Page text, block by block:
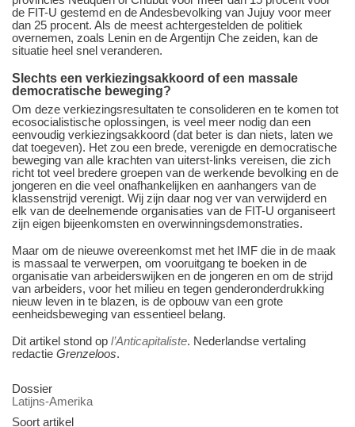
de FIT-U gestemd en de Andesbevolking van Jujuy voor meer
dan 25 procent. Als de meest achtergestelden de politiek
overnemen, zoals Lenin en de Argentijn Che zeiden, kan de
situatie heel snel veranderen.
​​​​​​​Slechts een verkiezingsakkoord of een massale
democratische beweging?
Om deze verkiezingsresultaten te consolideren en te komen tot
ecosocialistische oplossingen, is veel meer nodig dan een
eenvoudig verkiezingsakkoord (dat beter is dan niets, laten we
dat toegeven). Het zou een brede, verenigde en democratische
beweging van alle krachten van uiterst-links vereisen, die zich
richt tot veel bredere groepen van de werkende bevolking en de
jongeren en die veel onafhankelijken en aanhangers van de
klassenstrijd verenigt. Wij zijn daar nog ver van verwijderd en
elk van de deelnemende organisaties van de FIT-U organiseert
zijn eigen bijeenkomsten en overwinningsdemonstraties.
Maar om de nieuwe overeenkomst met het IMF die in de maak
is massaal te verwerpen, om vooruitgang te boeken in de
organisatie van arbeiderswijken en de jongeren en om de strijd
van arbeiders, voor het milieu en tegen genderonderdrukking
nieuw leven in te blazen, is de opbouw van een grote
eenheidsbeweging van essentieel belang.
Dit artikel stond op l’Anticapitaliste. Nederlandse vertaling
redactie Grenzeloos.
Dossier
Latijns-Amerika
Soort artikel